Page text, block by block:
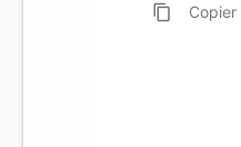
content_copy Copier